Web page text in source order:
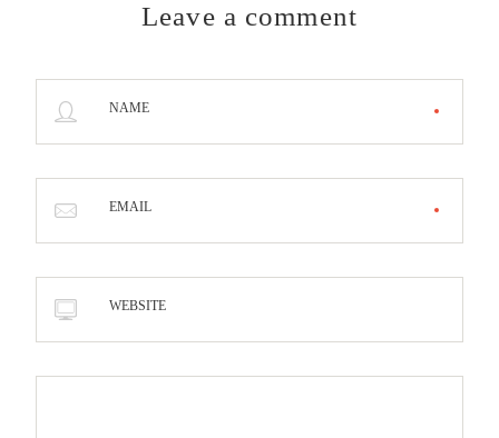
Leave a comment
NAME
EMAIL
WEBSITE